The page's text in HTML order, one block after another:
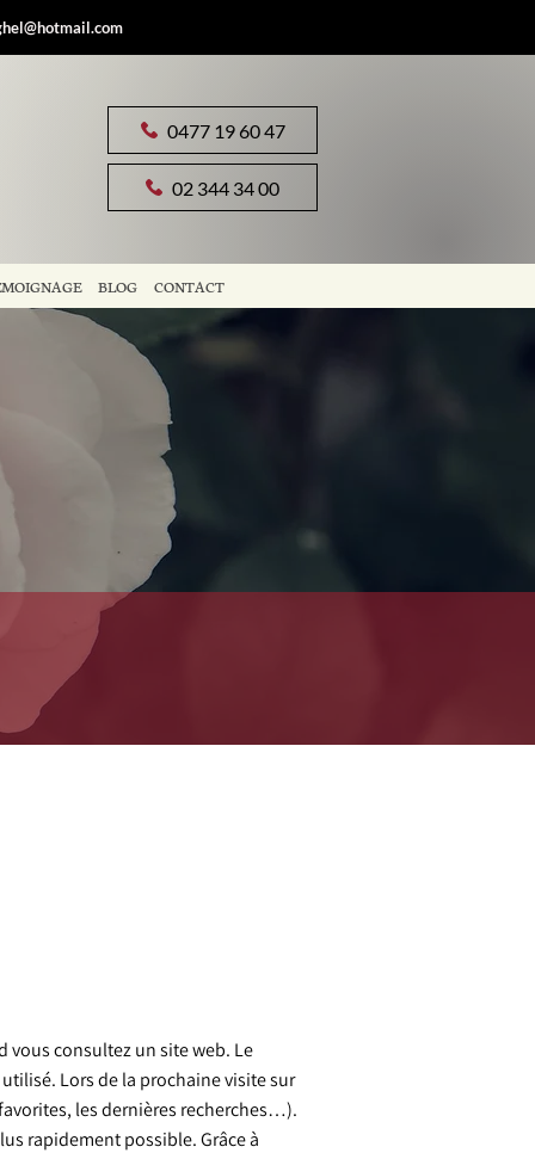
0477 19 60 47
02 344 34 00
BLOG CONTACT
vous consultez un site web. Le
Lors de la prochaine visite sur
les dernières recherches…).
rapidement possible. Grâce à